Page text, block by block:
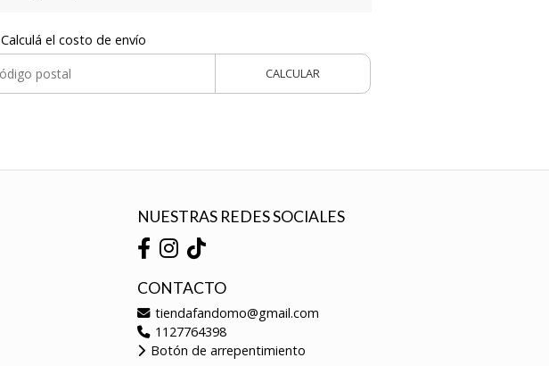
Calculá el costo de envío
CALCULAR
NUESTRAS REDES SOCIALES
CONTACTO
tiendafandomo@gmail.com
1127764398
Botón de arrepentimiento